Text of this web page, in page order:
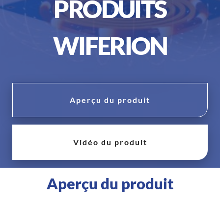
PRODUITS
WIFERION
Aperçu du produit
Vidéo du produit
Aperçu du produit